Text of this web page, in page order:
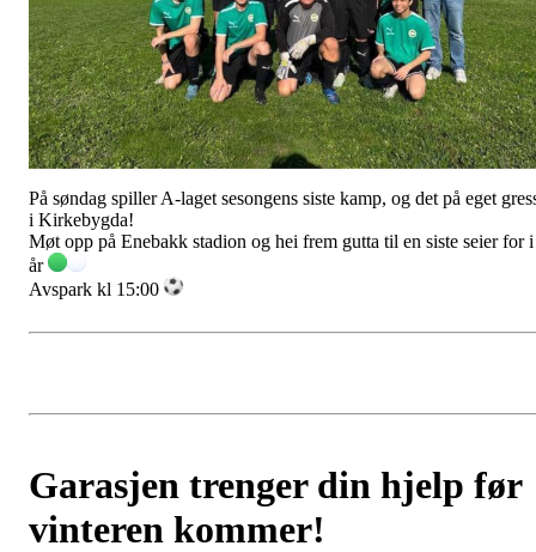
På søndag spiller A-laget sesongens siste kamp, og det på eget
i Kirkebygda!
Møt opp på Enebakk stadion og hei frem gutta til en siste seier for i
år
Avspark kl 15:00
Garasjen trenger din hjelp før
vinteren kommer!